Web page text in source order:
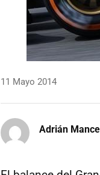
11 Mayo 2014
Adrián